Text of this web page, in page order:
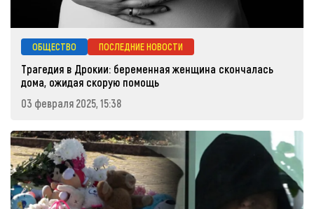
ОБЩЕСТВО ПОСЛЕДНИЕ НОВОСТИ
Трагедия в Дрокии: беременная женщина скончалась
дома, ожидая скорую помощь
03 февраля 2025, 15:38